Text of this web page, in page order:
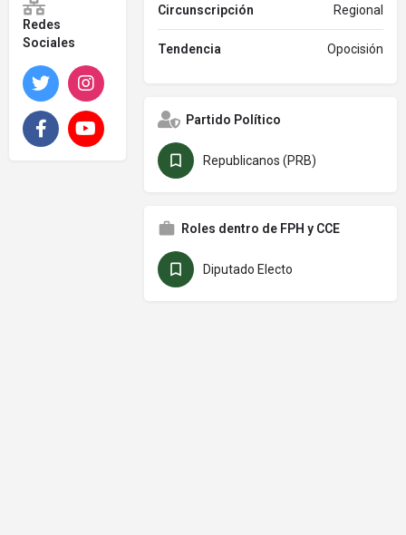
Redes
Sociales
Twitter
Facebook YouTube
Circunscripción Regional
Tendencia Opocisión
Partido Político
Republicanos (PRB)
Roles dentro de FPH y CCE
Diputado Electo